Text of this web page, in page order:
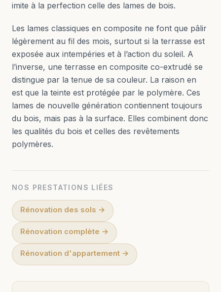
imite à la perfection celle des lames de bois.
Les lames classiques en composite ne font que pâlir
légèrement au fil des mois, surtout si la terrasse est
exposée aux intempéries et à l’action du soleil. A
l’inverse, une terrasse en composite co-extrudé se
distingue par la tenue de sa couleur. La raison en
est que la teinte est protégée par le polymère. Ces
lames de nouvelle génération contiennent toujours
du bois, mais pas à la surface. Elles combinent donc
les qualités du bois et celles des revêtements
polymères.
NOS PRESTATIONS LIÉES
Rénovation des sols →
Rénovation complète →
Rénovation d'appartement →